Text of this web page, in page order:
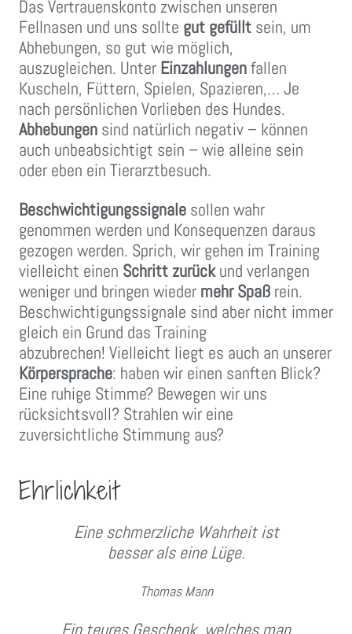
Das Vertrauenskonto zwischen unseren
Fellnasen und uns sollte gut gefüllt sein, um
Abhebungen, so gut wie möglich,
auszugleichen. Unter Einzahlungenfallen
Kuscheln, Füttern, Spielen, Spazieren,… Je
nach persönlichen Vorlieben des Hundes.
Abhebungen sind natürlich negativ – können
auch unbeabsichtigt sein – wie alleine sein
oder eben ein Tierarztbesuch.
Beschwichtigungssignale sollen wahr
genommen werden und Konsequenzen daraus
gezogen werden. Sprich, wir gehen im Training
vielleicht einen Schritt zurückund verlangen
weniger und bringen wieder mehr Spaß rein.
Beschwichtigungssignale sind aber nicht immer
gleich ein Grund das Training
abzubrechen! Vielleicht liegt es auch an unserer
Körpersprache: haben wir einen sanften Blick?
Eine ruhige Stimme? Bewegen wir uns
rücksichtsvoll? Strahlen wir eine
zuversichtliche Stimmung aus?
Ehrlichkeit
Eine schmerzliche Wahrheit ist
besser als eine Lüge.
Thomas Mann
Ein teures Geschenk, welches man